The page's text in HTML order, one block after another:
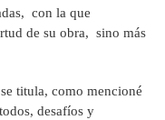
con la que
de su obra, sino más
titula, como mencioné
desafíos y